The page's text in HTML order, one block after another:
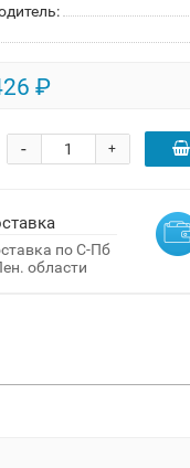
₽
+
-
по С-Пб
области